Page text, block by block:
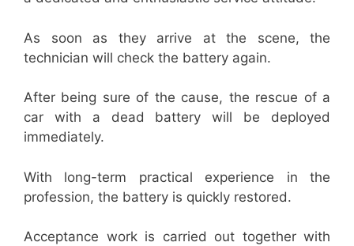
As soon as they arrive at the scene, the
technician will check the battery again.
After being sure of the cause, the rescue of a
car with a dead battery will be deployed
immediately.
With long-term practical experience in the
profession, the battery is quickly restored.
Acceptance work is carried out together with